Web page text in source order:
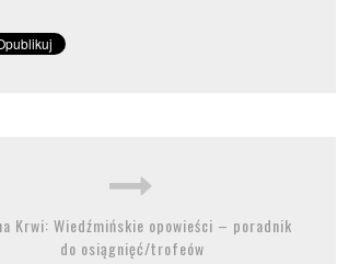
Krwi: Wiedźmińskie opowieści – poradnik
do osiągnięć/trofeów